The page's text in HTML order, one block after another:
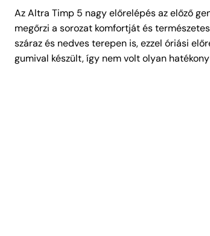
Az Altra Timp 5 nagy előrelépés az előző
megőrzi a sorozat komfortját és
száraz és nedves terepen is, ezzel óriási
gumival készült, így nem volt olyan